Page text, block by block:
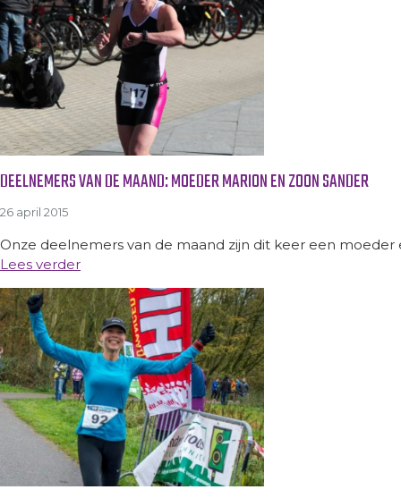
DEELNEMERS VAN DE MAAND: MOEDER MARION EN ZOON SANDER
26 april 2015
Onze deelnemers van de maand zijn dit keer een
Lees verder